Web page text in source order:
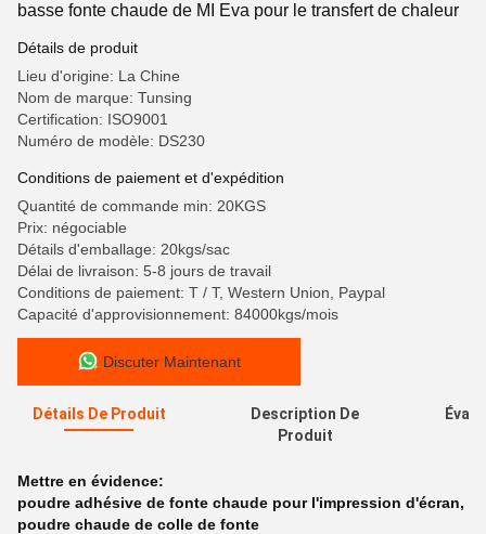
basse fonte chaude de MI Eva pour le transfert de chaleur
Détails de produit
Lieu d'origine: La Chine
Nom de marque: Tunsing
Certification: ISO9001
Numéro de modèle: DS230
Conditions de paiement et d'expédition
Quantité de commande min: 20KGS
Prix: négociable
Détails d'emballage: 20kgs/sac
Délai de livraison: 5-8 jours de travail
Conditions de paiement: T / T, Western Union, Paypal
Capacité d'approvisionnement: 84000kgs/mois
Discuter Maintenant
Détails De Produit
Description De
Produit
Mettre en évidence:
poudre adhésive de fonte chaude pour l'impression d'écran,
poudre chaude de colle de fonte